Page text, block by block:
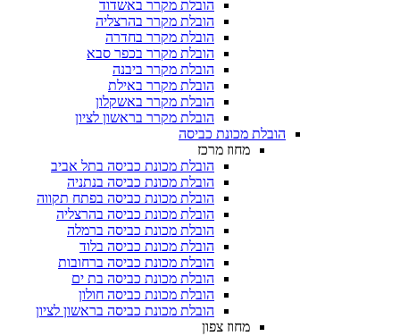
הובלת מקרר באשדוד
הובלת מקרר בהרצליה
הובלת מקרר בחדרה
הובלת מקרר בכפר סבא
הובלת מקרר ביבנה
הובלת מקרר באילת
הובלת מקרר באשקלון
הובלת מקרר בראשון לציון
הובלת מכונת כביסה
מחוז מרכז
הובלת מכונת כביסה בתל אביב
הובלת מכונת כביסה בנתניה
הובלת מכונת כביסה בפתח תקווה
הובלת מכונת כביסה בהרצליה
הובלת מכונת כביסה ברמלה
הובלת מכונת כביסה בלוד
הובלת מכונת כביסה ברחובות
הובלת מכונת כביסה בת ים
הובלת מכונת כביסה חולון
הובלת מכונת כביסה בראשון לציון
מחוז צפון